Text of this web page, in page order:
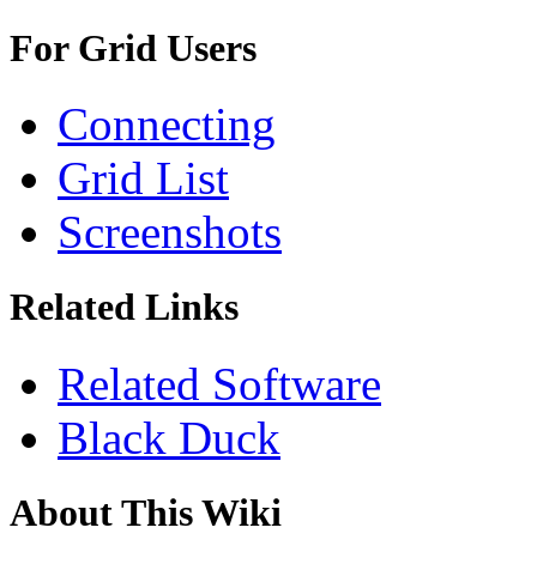
For Grid Users
Connecting
Grid List
Screenshots
Related Links
Related Software
Black Duck
About This Wiki